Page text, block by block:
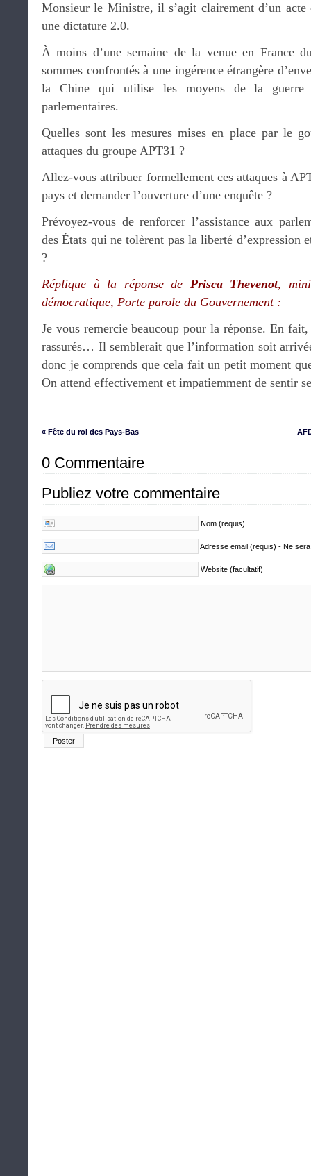
Monsieur le Ministre, il s’agit clairement d’un acte
une dictature 2.0.
À moins d’une semaine de la venue en France
sommes confrontés à une ingérence étrangère
la Chine qui utilise les moyens de la guerre
parlementaires.
Quelles sont les mesures mises en place par le
attaques du groupe APT31 ?
Allez-vous attribuer formellement ces attaques à
pays et demander l’ouverture d’une enquête ?
Prévoyez-vous de renforcer l’assistance aux
des États qui ne tolèrent pas la liberté d’expression
?
Réplique à la réponse de Prisca Thevenot,
démocratique, Porte parole du Gouvernement :
Je vous remercie beaucoup pour la réponse. En
rassurés… Il semblerait que l’information soit
donc je comprends que cela fait un petit moment
On attend effectivement et impatiemment de sentir
« Fête du roi des Pays-Bas
0 Commentaire
Publiez votre commentaire
Nom (requis)
Adresse email (requis) - Ne
Website (facultatif)